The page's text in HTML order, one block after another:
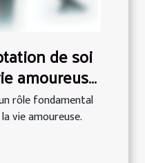
de soi
amoureuse
rôle fondamental
vie amoureuse.